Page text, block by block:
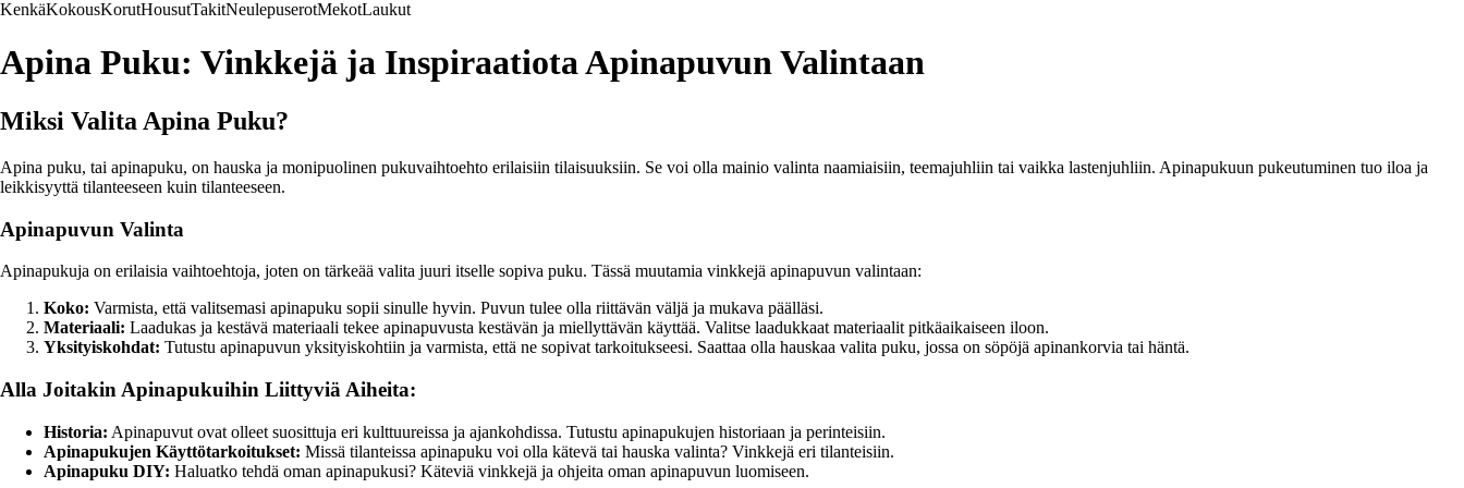
KenkäKokousKorutHousutTakitNeulepuserotMekotLaukut
Apina Puku: Vinkkejä ja Inspiraatiota Apinapuvun Valintaan
Miksi Valita Apina Puku?
Apina puku, tai apinapuku, on hauska ja monipuolinen pukuvaihtoehto erilaisiin tilaisuuksiin. Se voi olla mainio valinta naamiaisiin, teemajuhliin tai vaikka lastenjuhliin. Apinapukuun pukeutuminen tuo iloa ja
leikkisyyttä tilanteeseen kuin tilanteeseen.
Apinapuvun Valinta
Apinapukuja on erilaisia vaihtoehtoja, joten on tärkeää valita juuri itselle sopiva puku. Tässä muutamia vinkkejä apinapuvun valintaan:
Koko: Varmista, että valitsemasi apinapuku sopii sinulle hyvin. Puvun tulee olla riittävän väljä ja mukava päälläsi.
Materiaali: Laadukas ja kestävä materiaali tekee apinapuvusta kestävän ja miellyttävän käyttää. Valitse laadukkaat materiaalit pitkäaikaiseen iloon.
Yksityiskohdat: Tutustu apinapuvun yksityiskohtiin ja varmista, että ne sopivat tarkoitukseesi. Saattaa olla hauskaa valita puku, jossa on söpöjä apinankorvia tai häntä.
Alla Joitakin Apinapukuihin Liittyviä Aiheita:
Historia: Apinapuvut ovat olleet suosittuja eri kulttuureissa ja ajankohdissa. Tutustu apinapukujen historiaan ja perinteisiin.
Apinapukujen Käyttötarkoitukset: Missä tilanteissa apinapuku voi olla kätevä tai hauska valinta? Vinkkejä eri tilanteisiin.
Apinapuku DIY: Haluatko tehdä oman apinapukusi? Käteviä vinkkejä ja ohjeita oman apinapuvun luomiseen.